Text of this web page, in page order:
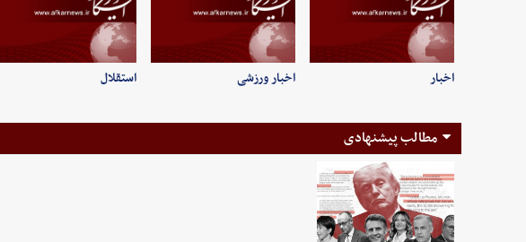
اخبار اخبار ورزشی استقلال
مطالب پیشنهادی